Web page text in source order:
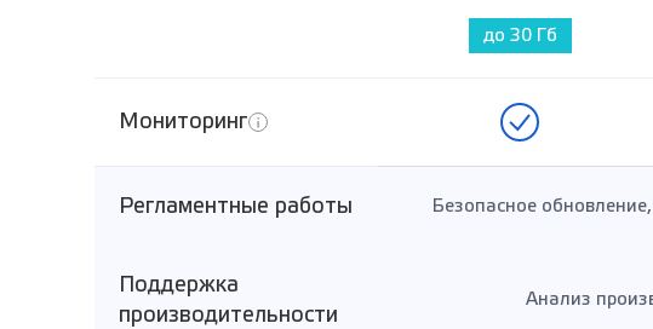
до 30 Гб
Мониторинг
Регламентные работы Безопасное
Поддержка
производительности
Анализ